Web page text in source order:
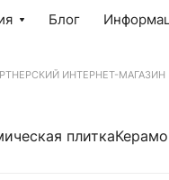
Блог
ИНТЕРНЕТ-МАГАЗИН
плитка